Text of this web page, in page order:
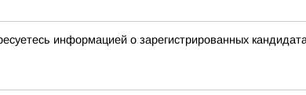
информацией о зарегистрированных